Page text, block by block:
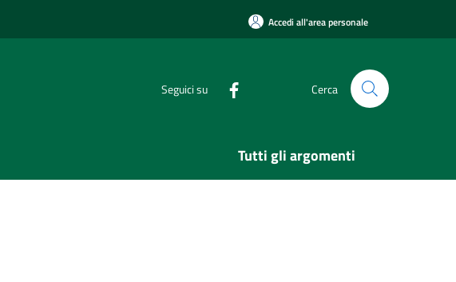
Accedi all'area personale
Seguici su Cerca
Tutti gli argomenti